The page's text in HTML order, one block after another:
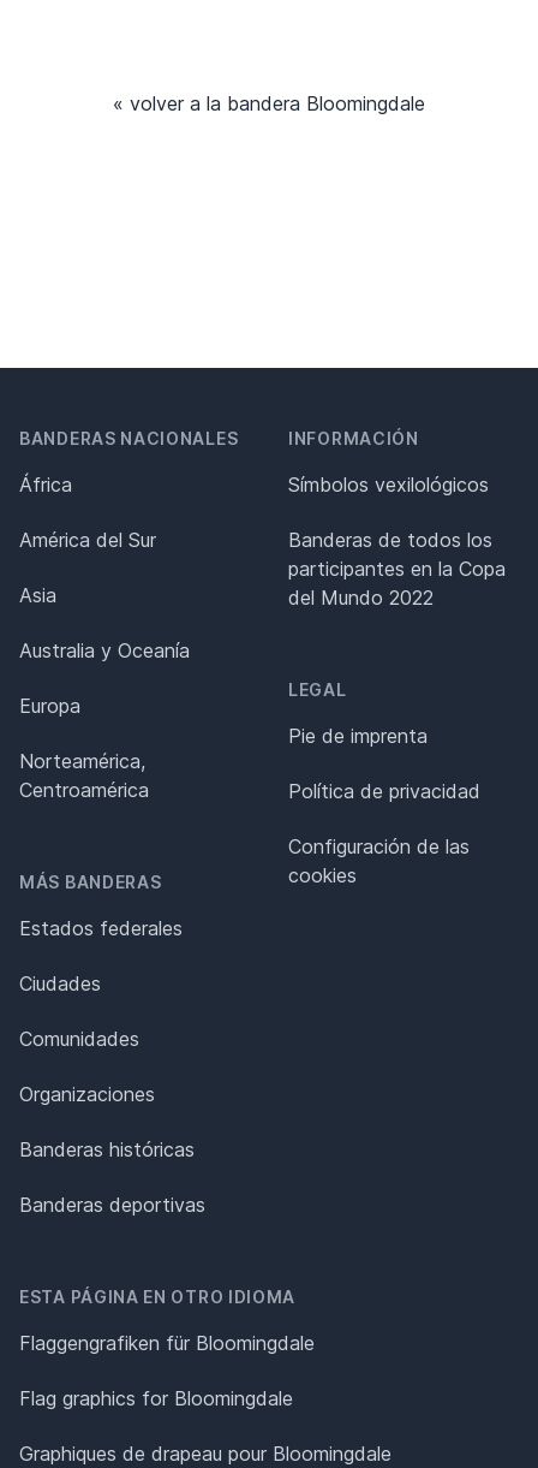
« volver a la bandera Bloomingdale
BANDERAS NACIONALES
África
América del Sur
Asia
Australia y Oceanía
Europa
Norteamérica,
Centroamérica
MÁS BANDERAS
Estados federales
Ciudades
Comunidades
Organizaciones
Banderas históricas
Banderas deportivas
INFORMACIÓN
Símbolos vexilológicos
Banderas de todos los
participantes en la Copa
del Mundo 2022
LEGAL
Pie de imprenta
Política de privacidad
Configuración de las
cookies
ESTA PÁGINA EN OTRO IDIOMA
Flaggengrafiken für Bloomingdale
Flag graphics for Bloomingdale
Graphiques de drapeau pour Bloomingdale